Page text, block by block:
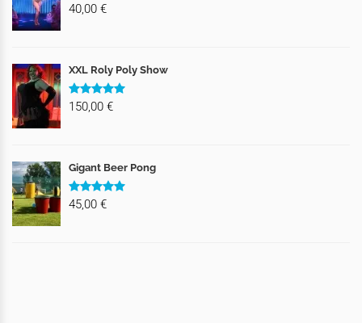
40,00 €
XXL Roly Poly Show
150,00 €
Gigant Beer Pong
45,00 €